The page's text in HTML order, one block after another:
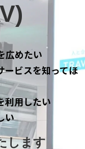
広めたい
ービスを知ってほ
利用したい
い
します